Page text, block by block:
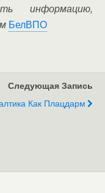
информацию,
БелВПО
Следующая Запись
Как Плацдарм